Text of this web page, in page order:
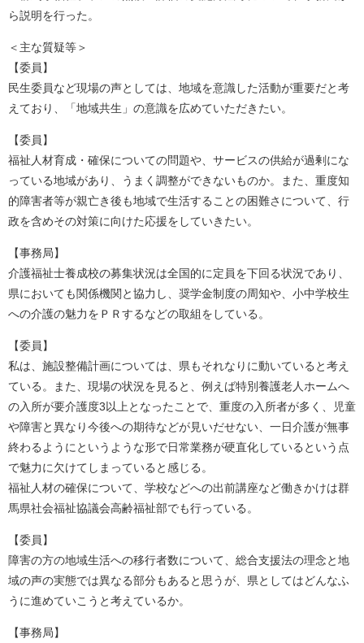
ら説明を行った。
＜主な質疑等＞
【委員】
民生委員など現場の声としては、地域を意識した活動が重要だと考
えており、「地域共生」の意識を広めていただきたい。
【委員】
福祉人材育成・確保についての問題や、サービスの供給が過剰にな
っている地域があり、うまく調整ができないものか。また、重度知
的障害者等が親亡き後も地域で生活することの困難さについて、行
政を含めその対策に向けた応援をしていきたい。
【事務局】
介護福祉士養成校の募集状況は全国的に定員を下回る状況であり、
県においても関係機関と協力し、奨学金制度の周知や、小中学校生
への介護の魅力をＰＲするなどの取組をしている。
【委員】
私は、施設整備計画については、県もそれなりに動いていると考え
ている。また、現場の状況を見ると、例えば特別養護老人ホームへ
の入所が要介護度3以上となったことで、重度の入所者が多く、児童
や障害と異なり今後への期待などが見いだせない、一日介護が無事
終わるようにというような形で日常業務が硬直化しているという点
で魅力に欠けてしまっていると感じる。
福祉人材の確保について、学校などへの出前講座など働きかけは群
馬県社会福祉協議会高齢福祉部でも行っている。
【委員】
障害の方の地域生活への移行者数について、総合支援法の理念と地
域の声の実態では異なる部分もあると思うが、県としてはどんなふ
うに進めていこうと考えているか。
【事務局】